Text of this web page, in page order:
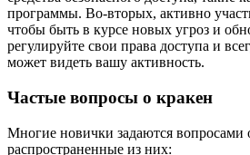
программы. Во-вторых, активно
чтобы быть в курсе новых угроз и
регулируйте свои права доступа и
может видеть вашу активность.
Частые вопросы о кракен
Многие новички задаются вопросами
распространенные из них: